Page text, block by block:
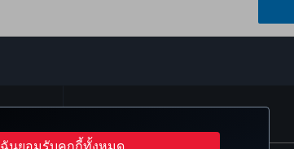
ฉันยอมรับคุกกี้ทั้งหมด